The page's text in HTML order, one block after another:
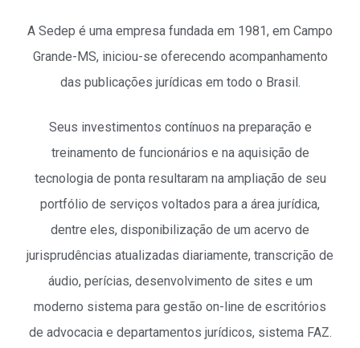
A Sedep é uma empresa fundada em 1981, em Campo
Grande-MS, iniciou-se oferecendo acompanhamento
das publicações jurídicas em todo o Brasil.
Seus investimentos contínuos na preparação e
treinamento de funcionários e na aquisição de
tecnologia de ponta resultaram na ampliação de seu
portfólio de serviços voltados para a área jurídica,
dentre eles, disponibilização de um acervo de
jurisprudências atualizadas diariamente, transcrição de
áudio, perícias, desenvolvimento de sites e um
moderno sistema para gestão on-line de escritórios
de advocacia e departamentos jurídicos, sistema FAZ.